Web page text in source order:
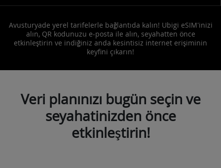
Avusturyade yerel tarifelerle bağlantıda kalın! Ubigi eSIM'inizi
alın, QR kodunuzu e-posta ile alın, seyahatten önce
etkinleştirin ve indiğiniz anda kesintisiz internet erişiminin
keyfini çıkarın!
Veri planınızı bugün seçin ve
seyahatinizden önce
etkinleştirin!